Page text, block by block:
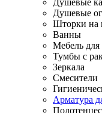
Душевые
Душевые
Шторки на
Ванны
Мебель
Тумбы с
Зеркала
Смесители
Арматура